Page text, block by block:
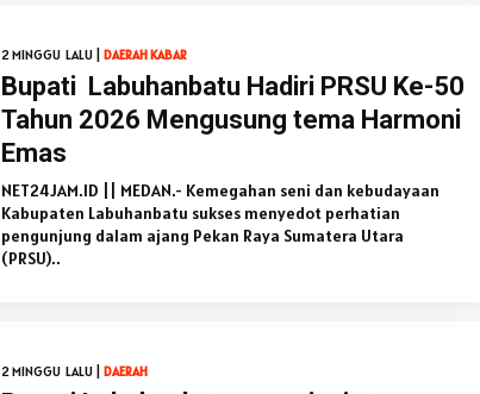
2 MINGGU LALU | DAERAHKABAR
Bupati Labuhanbatu Hadiri PRSU Ke-50
Tahun 2026 Mengusung tema Harmoni
Emas
NET24JAM.ID || MEDAN.- Kemegahan seni dan kebudayaan
Kabupaten Labuhanbatu sukses menyedot perhatian
pengunjung dalam ajang Pekan Raya Sumatera Utara
(PRSU)..
2 MINGGU LALU | DAERAH